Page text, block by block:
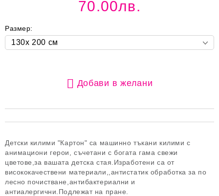
Детски килими "Картон" са машинно тъкани килими с
анимациони герои, съчетани с богата гама свежи
цветове,за вашата детска стая.Изработени са от
висококачествени материали,,антистатик обработка за по
лесно почистване,антибактериални и
антиалергични.Подлежат на пране.
70.00лв.
Размер:
Добави в желани